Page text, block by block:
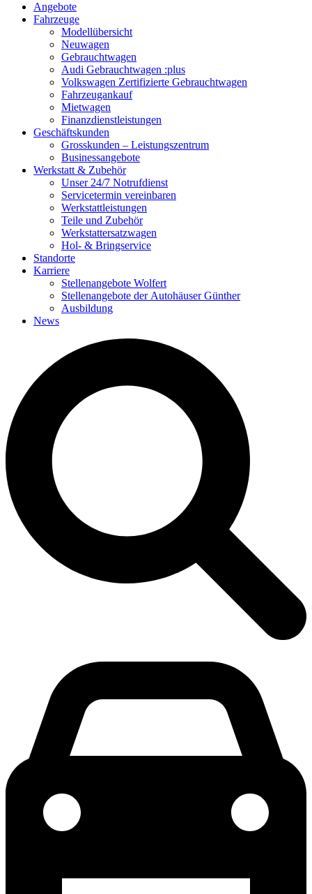
Angebote
Fahrzeuge
Modellübersicht
Neuwagen
Gebrauchtwagen
Audi Gebrauchtwagen :plus
Volkswagen Zertifizierte Gebrauchtwagen
Fahrzeugankauf
Mietwagen
Finanzdienstleistungen
Geschäftskunden
Grosskunden – Leistungszentrum
Businessangebote
Werkstatt & Zubehör
Unser 24/7 Notrufdienst
Servicetermin vereinbaren
Werkstattleistungen
Teile und Zubehör
Werkstattersatzwagen
Hol- & Bringservice
Standorte
Karriere
Stellenangebote Wolfert
Stellenangebote der Autohäuser Günther
Ausbildung
News